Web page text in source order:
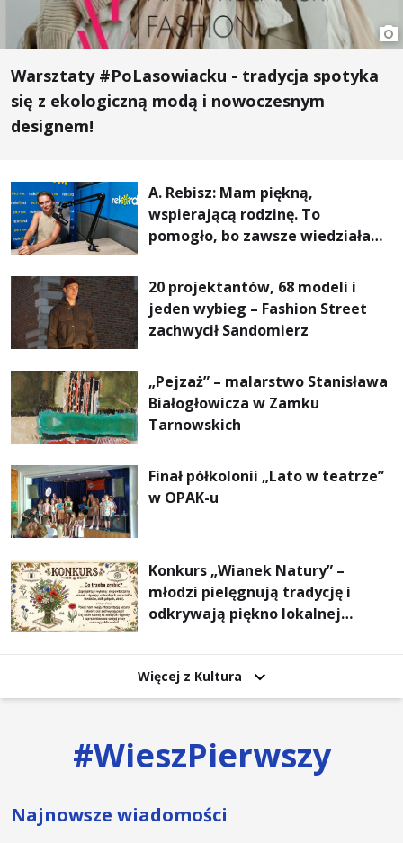
Warsztaty #PoLasowiacku - tradycja spotyka
się z ekologiczną modą i nowoczesnym
designem!
A. Rebisz: Mam piękną,
wspierającą rodzinę. To
pomogło, bo zawsze wiedziałam,
najważniejsza
20 projektantów, 68 modeli i
jeden wybieg – Fashion Street
zachwycił Sandomierz
„Pejzaż” – malarstwo Stanisława
Białogłowicza w Zamku
Tarnowskich
Finał półkolonii „Lato w teatrze”
w OPAK-u
Konkurs „Wianek Natury” –
młodzi pielęgnują tradycję i
odkrywają piękno lokalnej
Więcej z Kultura
#WieszPierwszy
Najnowsze wiadomości